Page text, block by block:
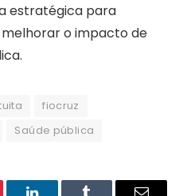
estratégica para
o impacto de
fiocruz
Saúde pública